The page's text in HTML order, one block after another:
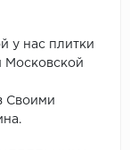
у нас плитки
Московской
Своими